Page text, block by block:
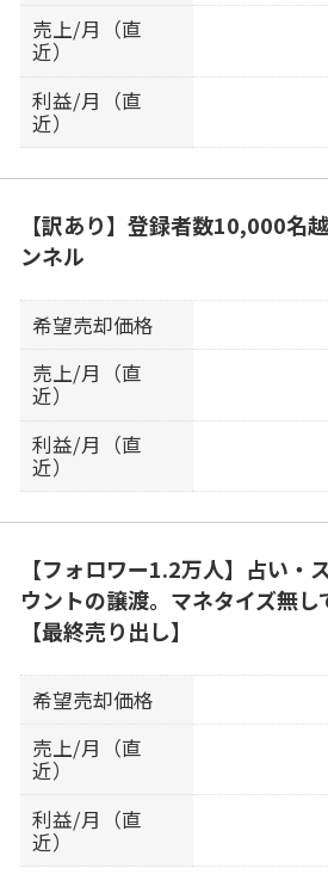
売上/月（直
近）
利益/月（直
近）
【訳あり】登録者数10,000名
ンネル
希望売却価格
売上/月（直
近）
利益/月（直
近）
【フォロワー1.2万人】占い
ウントの譲渡。マネタイズ無
【最終売り出し】
希望売却価格
売上/月（直
近）
利益/月（直
近）